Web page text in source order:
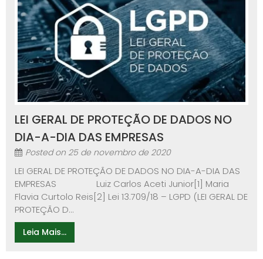
LEI GERAL DE PROTEÇÃO DE DADOS NO
DIA-A-DIA DAS EMPRESAS
Posted on 25 de novembro de 2020
LEI GERAL DE PROTEÇÃO DE DADOS NO DIA-A-DIA DAS
EMPRESAS Luiz Carlos Aceti Junior[1] Maria
Flavia Curtolo Reis[2] Lei 13.709/18 – LGPD (LEI GERAL DE
PROTEÇÃO D...
Leia Mais...